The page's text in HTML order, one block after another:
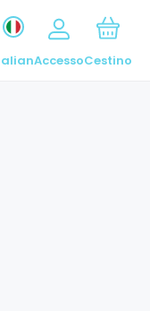
AccessoCestino